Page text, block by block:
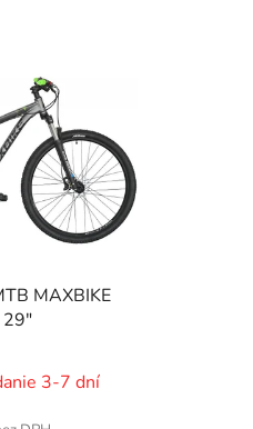
MAXBIKE
29"
3-7 dní